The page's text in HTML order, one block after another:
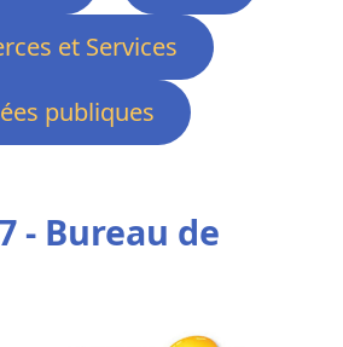
et Services
publiques
- Bureau de